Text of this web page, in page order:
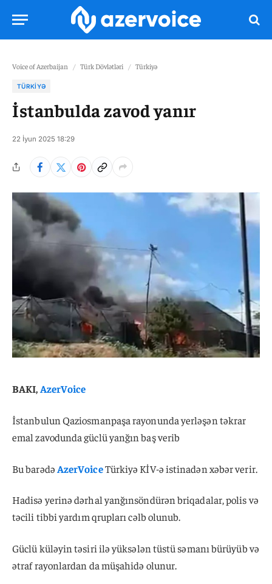
Voice of Azerbaijan / Türk Dövlətləri / Türkiyə
TÜRKIYƏ
İstanbulda zavod yanır
22 İyun 2025 18:29
BAKI,AzerVoice
İstanbulun Qaziosmanpaşa rayonunda yerləşən təkrar
emal zavodunda güclü yanğın baş verib
Bu barədəAzerVoiceTürkiyə KİV-ə istinadən xəbər verir.
Hadisə yerinə dərhal yanğınsöndürən briqadalar, polis və
təcili tibbi yardım qrupları cəlb olunub.
Güclü küləyin təsiri ilə yüksələn tüstü səmanı bürüyüb və
ətraf rayonlardan da müşahidə olunur.